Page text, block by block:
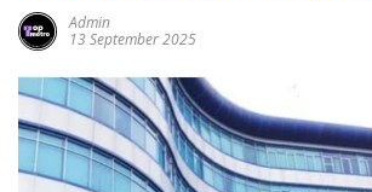
Admin
13 September 2025